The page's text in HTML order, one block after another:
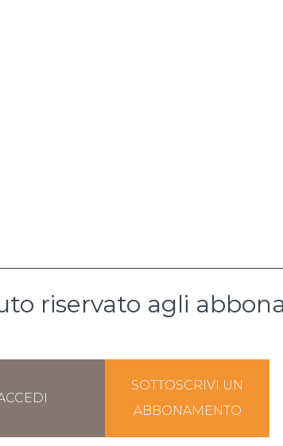
riservato agli
SOTTOSCRIVI UN
ABBONAMENTO